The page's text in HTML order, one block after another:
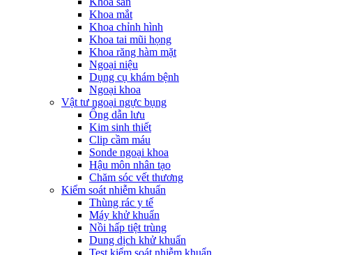
Khoa mắt
Khoa chỉnh hình
Khoa tai mũi họng
Khoa răng hàm mặt
Ngoại niệu
Dụng cụ khám bệnh
Ngoại khoa
Vật tư ngoại ngực bụng
Ống dẫn lưu
Kim sinh thiết
Clip cầm máu
Sonde ngoại khoa
Hậu môn nhân tạo
Chăm sóc vết thương
Kiểm soát nhiễm khuẩn
Thùng rác y tế
Máy khử khuẩn
Nồi hấp tiệt trùng
Dung dịch khử khuẩn
Test kiểm soát nhiễm khuẩn